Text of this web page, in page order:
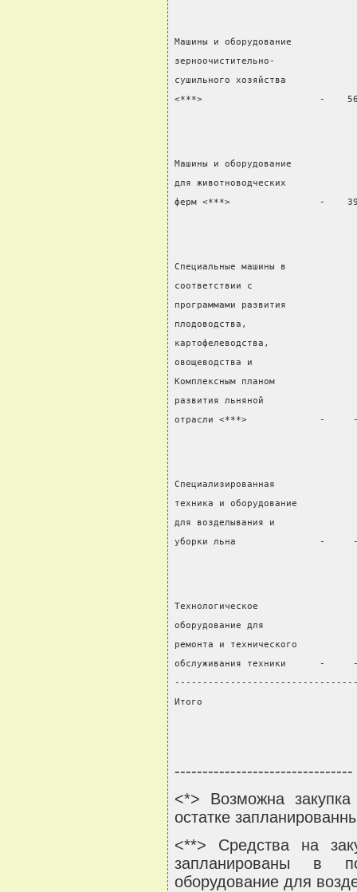
Машины и оборудование
зерноочистительно-
сушильного хозяйства
<***>                     -
Машины и оборудование
для животноводческих
ферм <***>                -
Специальные машины в
соответствии с
программами развития
плодоводства,
картофелеводства,
овощеводства и
Комплексным планом
развития льняной
отрасли <***>             -
Специализированная
техника и оборудование
для возделывания и
уборки льна               -
Технологическое
оборудование для
ремонта и технического
обслуживания техники
Итого
--------------------------------
<*> Возможна
остатке
<**> Средства на
запланированы в
оборудование для